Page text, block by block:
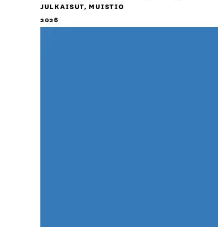
JULKAISUT, MUISTIO
2026